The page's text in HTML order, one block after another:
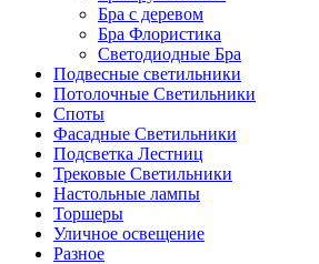
Бра с деревом
Бра Флористика
Светодиодные Бра
Подвесные светильники
Потолочные Светильники
Споты
Фасадные Светильники
Подсветка Лестниц
Трековые Светильники
Настольные лампы
Торшеры
Уличное освещение
Разное